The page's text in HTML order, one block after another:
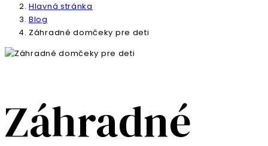
Hlavná stránka
Blog
Záhradné domčeky pre deti
Záhradné